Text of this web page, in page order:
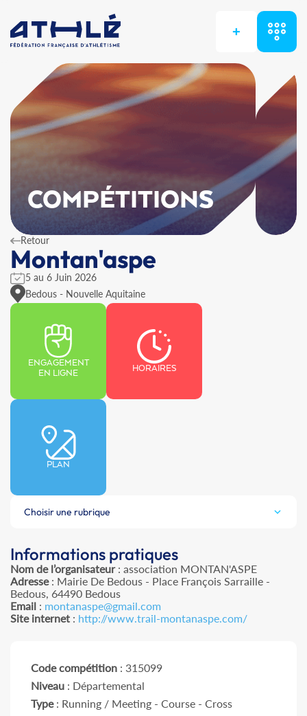
+
COMPÉTITIONS
Retour
Montan'aspe
5 au 6 Juin 2026
Bedous - Nouvelle Aquitaine
ENGAGEMENT
EN LIGNE
HORAIRES
PLAN
Choisir une rubrique
Informations pratiques
Nom de l’organisateur: association MONTAN'ASPE
Adresse: Mairie De Bedous - Place François Sarraille -
Bedous, 64490 Bedous
Email : montanaspe@gmail.com
Site internet : http://www.trail-montanaspe.com/
Code compétition : 315099
Niveau : Départemental
Type: Running / Meeting - Course - Cross